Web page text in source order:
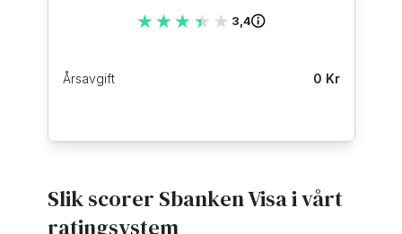
★★★★★
★★★★★ 3,4
Årsavgift 0 Kr
Slik scorer Sbanken Visa i vårt
ratingsystem